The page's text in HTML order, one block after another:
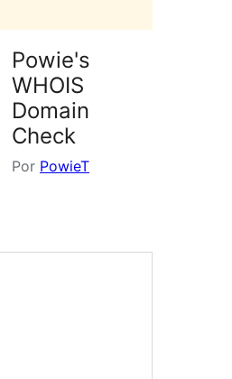
Powie's
WHOIS
Domain
Check
Por PowieT